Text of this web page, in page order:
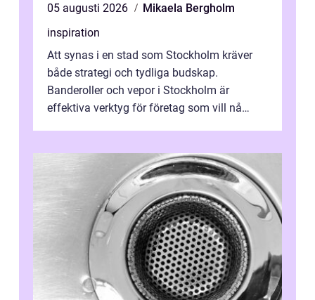
05 augusti 2026
Mikaela Bergholm
inspiration
Att synas i en stad som Stockholm kräver
både strategi och tydliga budskap.
Banderoller och vepor i Stockholm är
effektiva verktyg för företag som vill nå